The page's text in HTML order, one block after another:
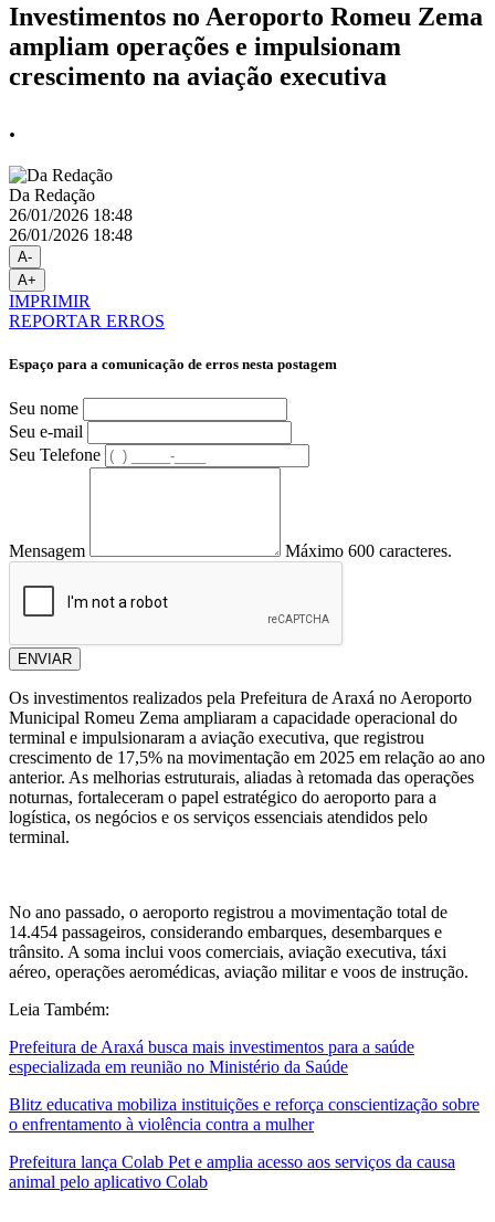
Investimentos no Aeroporto Romeu Zema
ampliam operações e impulsionam
crescimento na aviação executiva
.
Da Redação
26/01/2026 18:48
26/01/2026 18:48
A-
A+
IMPRIMIR
REPORTAR ERROS
Espaço para a comunicação de erros nesta postagem
Seu nome
Seu e-mail
Seu Telefone
Mensagem Máximo 600 caracteres.
ENVIAR
Os investimentos realizados pela Prefeitura de Araxá no Aeroporto
Municipal Romeu Zema ampliaram a capacidade operacional do
terminal e impulsionaram a aviação executiva, que registrou
crescimento de 17,5% na movimentação em 2025 em relação ao ano
anterior. As melhorias estruturais, aliadas à retomada das operações
noturnas, fortaleceram o papel estratégico do aeroporto para a
logística, os negócios e os serviços essenciais atendidos pelo
terminal.
No ano passado, o aeroporto registrou a movimentação total de
14.454 passageiros, considerando embarques, desembarques e
trânsito. A soma inclui voos comerciais, aviação executiva, táxi
aéreo, operações aeromédicas, aviação militar e voos de instrução.
Leia Também:
Prefeitura de Araxá busca mais investimentos para a saúde
especializada em reunião no Ministério da Saúde
Blitz educativa mobiliza instituições e reforça conscientização sobre
o enfrentamento à violência contra a mulher
Prefeitura lança Colab Pet e amplia acesso aos serviços da causa
animal pelo aplicativo Colab